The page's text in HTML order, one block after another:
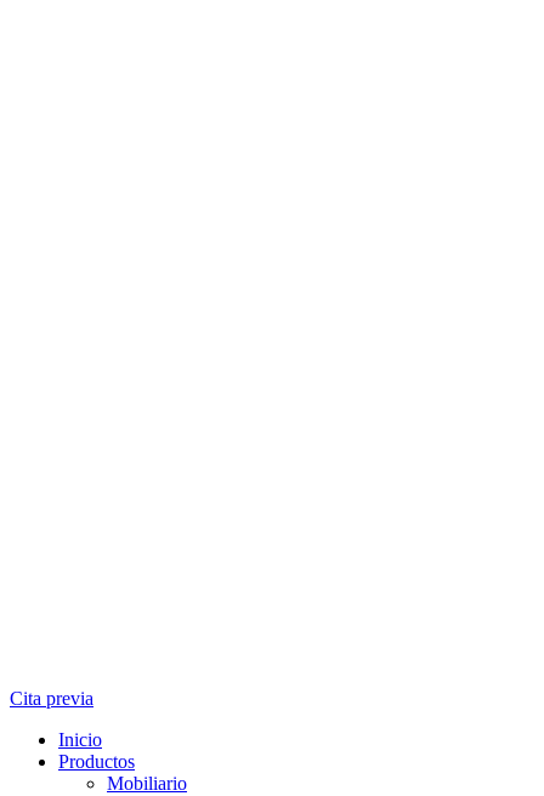
Cita previa
Inicio
Productos
Mobiliario